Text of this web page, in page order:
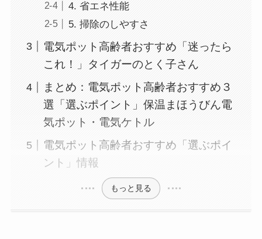
4. 省エネ性能
5. 掃除のしやすさ
電気ポット高齢者おすすめ「迷ったら
これ！」タイガーのとく子さん
まとめ：電気ポット高齢者おすすめ３
選「選ぶポイント」保温まほうびん電
気ポット・電気ケトル
電気ポット高齢者おすすめ「選ぶポイ
ント」情報
もっと見る